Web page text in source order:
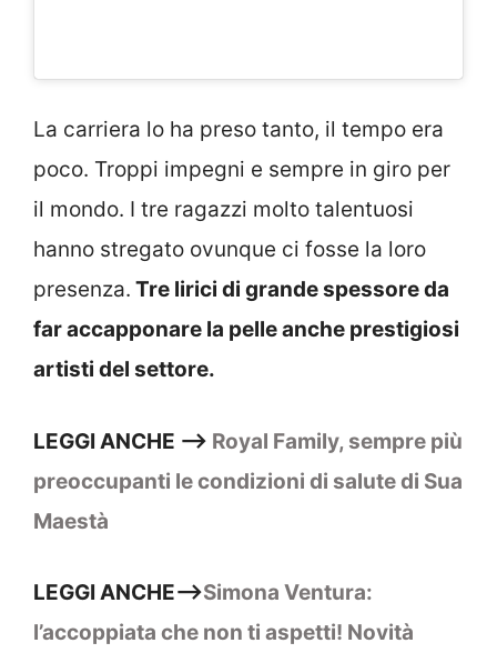
La carriera lo ha preso tanto, il tempo era
poco. Troppi impegni e sempre in giro per
il mondo. I tre ragazzi molto talentuosi
hanno stregato ovunque ci fosse la loro
presenza. Tre lirici di grande spessore da
far accapponare la pelle anche prestigiosi
artisti del settore.
LEGGI ANCHE –> Royal Family, sempre più
preoccupanti le condizioni di salute di Sua
Maestà
LEGGI ANCHE–>Simona Ventura:
l’accoppiata che non ti aspetti! Novità